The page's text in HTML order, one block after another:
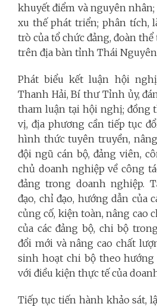
khuyết điểm và nguyên
xu thế phát triển; phân tích,
trò của tổ chức đảng, đoàn
trên địa bàn tỉnh Thái
Phát biểu kết luận hội
Thanh Hải, Bí thư Tỉnh ủy,
tham luận tại hội nghị; đồng
vị, địa phương cần tiếp tục
hình thức tuyên truyền,
đội ngũ cán bộ, đảng viên,
chủ doanh nghiệp về công
đảng trong doanh nghiệp.
đạo, chỉ đạo, hướng dẫn của
củng cố, kiện toàn, nâng cao
của các đảng bộ, chi bộ
đổi mới và nâng cao chất
sinh hoạt chi bộ theo
với điều kiện thực tế của
Tiếp tục tiến hành khảo sát,